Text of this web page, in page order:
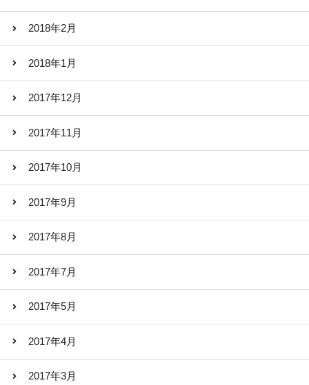
2018年2月
2018年1月
2017年12月
2017年11月
2017年10月
2017年9月
2017年8月
2017年7月
2017年5月
2017年4月
2017年3月